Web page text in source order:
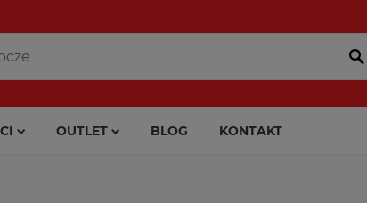
OUTLET BLOG KONTAKT